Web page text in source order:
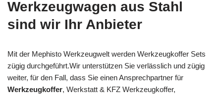
Werkzeugwagen aus Stahl
sind wir Ihr Anbieter
Mit der Mephisto Werkzeugwelt werden Werkzeugkoffer Sets
zügig durchgeführt.Wir unterstützen Sie verlässlich und zügig
weiter, für den Fall, dass Sie einen Ansprechpartner für
Werkzeugkoffer, Werkstatt & KFZ Werkzeugkoffer,